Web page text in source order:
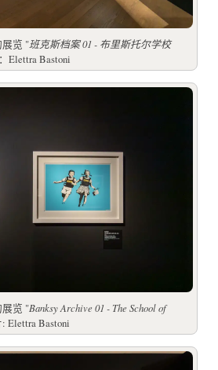
览 "班克斯档案 01 - 布里斯托尔学校
Elettra Bastoni
览 "Banksy Archive 01 - The School of
Elettra Bastoni